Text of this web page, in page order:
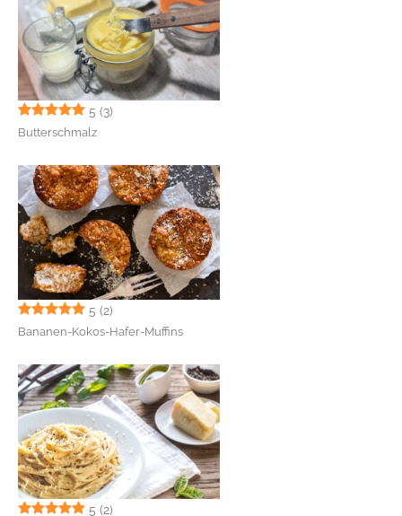
5 (3)
Butterschmalz
5 (2)
Bananen-Kokos-Hafer-Muffins
5 (2)